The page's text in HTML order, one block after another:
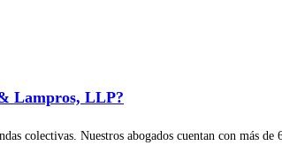
Lampros, LLP?
colectivas. Nuestros abogados cuentan con más